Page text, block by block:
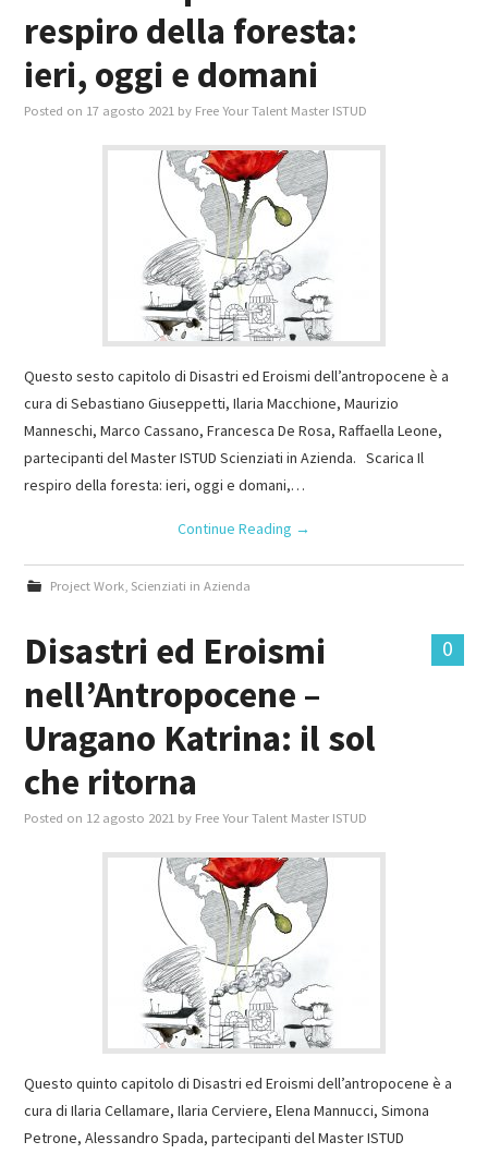
respiro della foresta:
ieri, oggi e domani
Posted on 17 agosto 2021 by Free Your Talent Master ISTUD
Questo sesto capitolo di Disastri ed Eroismi dell’antropocene è a
cura di Sebastiano Giuseppetti, Ilaria Macchione, Maurizio
Manneschi, Marco Cassano, Francesca De Rosa, Raffaella Leone,
partecipanti del Master ISTUD Scienziati in Azienda. Scarica Il
respiro della foresta: ieri, oggi e domani,…
Continue Reading →
Project Work, Scienziati in Azienda
0
Disastri ed Eroismi
nell’Antropocene –
Uragano Katrina: il sol
che ritorna
Posted on 12 agosto 2021 by Free Your Talent Master ISTUD
Questo quinto capitolo di Disastri ed Eroismi dell’antropocene è a
cura di Ilaria Cellamare, Ilaria Cerviere, Elena Mannucci, Simona
Petrone, Alessandro Spada, partecipanti del Master ISTUD